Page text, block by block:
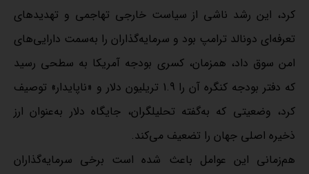
کرد، این رشد ناشی از سیاست خارجی تهاجمی و تهدیدهای
تعرفه‌ای دونالد ترامپ بود و سرمایه‌گذاران را به‌سمت دارایی‌های
امن سوق داد، همزمان، کسری بودجه آمریکا به سطحی رسید
که دفتر بودجه کنگره آن را 1.9 تریلیون دلار و «ناپایدار» توصیف
کرد، وضعیتی که به‌گفته تحلیلگران، جایگاه دلار به‌عنوان ارز
ذخیره اصلی جهان را تضعیف می‌کند.
هم‌زمانی این عوامل باعث شده است برخی سرمایه‌گذاران